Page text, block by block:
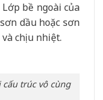
bề ngoài của
dầu hoặc sơn
chịu nhiệt.
trúc vô cùng